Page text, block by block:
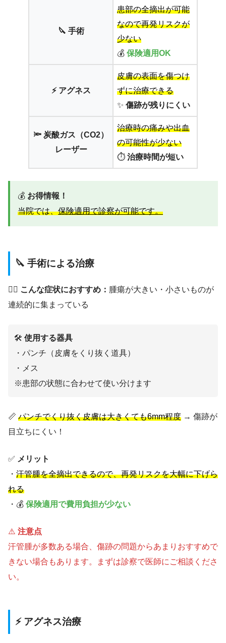
🔪 手術
患部の全摘出が可能
なので再発リスクが
少ない
💰 保険適用OK
⚡ アグネス
皮膚の表面を傷つけ
ずに治療できる
✨ 傷跡が残りにくい
🔦 炭酸ガス（CO2）
レーザー
治療時の痛みや出血
の可能性が少ない
⏱️ 治療時間が短い
💰 お得情報！
当院では、保険適用で診察が可能です。
🔪 手術による治療
👨‍⚕️ こんな症状におすすめ： 腫瘍が大きい・小さいものが
連続的に集まっている
🛠️ 使用する器具
・パンチ（皮膚をくり抜く道具）
・メス
※患部の状態に合わせて使い分けます
📏 パンチでくり抜く皮膚は大きくても6mm程度 → 傷跡が
目立ちにくい！
✅ メリット
・ 汗管腫を全摘出できるので、再発リスクを大幅に下げら
れる
・💰 保険適用で費用負担が少ない
⚠️ 注意点
汗管腫が多数ある場合、傷跡の問題からあまりおすすめで
きない場合もあります。まずは診察で医師にご相談くださ
い。
⚡ アグネス治療